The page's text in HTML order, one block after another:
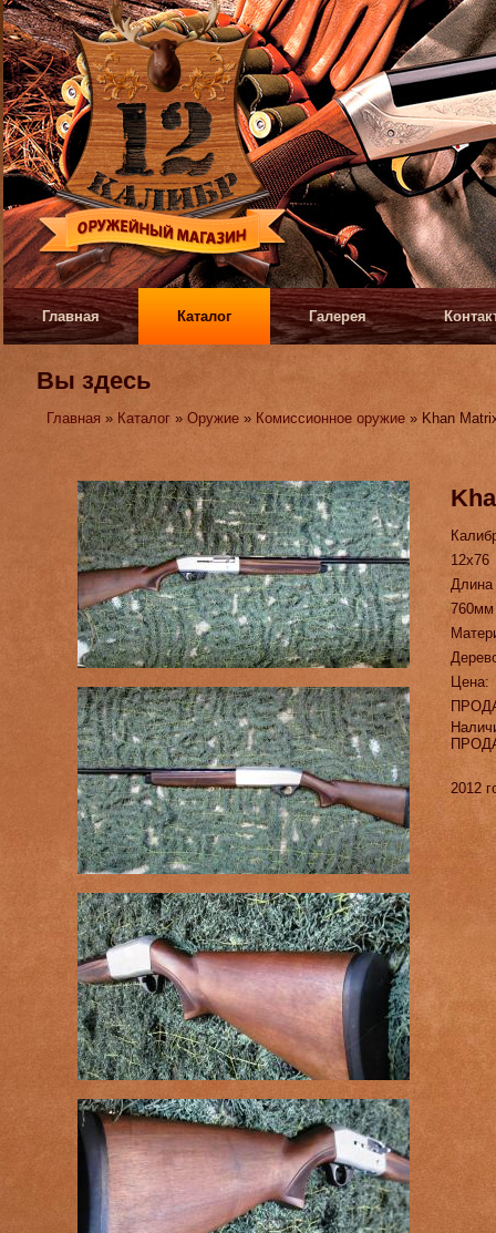
Главная Каталог Галерея
Вы здесь
Главная » Каталог »Оружие » Комиссионное оружие » Khan
12х76
760мм
Цена:
2012